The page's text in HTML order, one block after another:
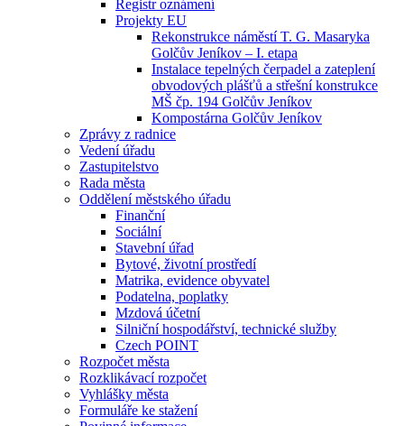
Registr oznámení
Projekty EU
Rekonstrukce náměstí T. G. Masaryka
Golčův Jeníkov – I. etapa
Instalace tepelných čerpadel a zateplení
obvodových plášťů a střešní konstrukce
MŠ čp. 194 Golčův Jeníkov
Kompostárna Golčův Jeníkov
Zprávy z radnice
Vedení úřadu
Zastupitelstvo
Rada města
Oddělení městského úřadu
Finanční
Sociální
Stavební úřad
Bytové, životní prostředí
Matrika, evidence obyvatel
Podatelna, poplatky
Mzdová účetní
Silniční hospodářství, technické služby
Czech POINT
Rozpočet města
Rozklikávací rozpočet
Vyhlášky města
Formuláře ke stažení